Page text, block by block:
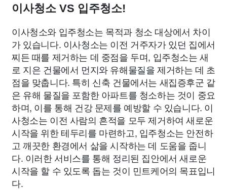
이사청소 VS 입주청소!
이사청소와 입주청소는 목적과 청소 대상에서 차이
가 있습니다. 이사청소는 이전 거주자가 있던 집에서
찌든 때를 제거하는 데 중점을 두며, 입주청소는 새
로 지은 건물에서 먼지와 유해물질을 제거하는 데 초
점을 맞춥니다. 특히 신축 건물에서는 새집증후군 같
은 유해 물질을 포함한 아파트를 청소하는 것이 중요
하며, 이를 통해 건강 문제를 예방할 수 있습니다. 이
사청소는 이전 사람의 흔적을 모두 제거하여 새로운
시작을 위한 테두리를 마련하고, 입주청소는 안전하
고 깨끗한 환경에서 삶을 시작하는 데 도움을 줍니
다. 이러한 서비스를 통해 정리된 집안에서 새로운
시작을 할 수 있도록 돕는 것이 민트케어의 목표입니
다.